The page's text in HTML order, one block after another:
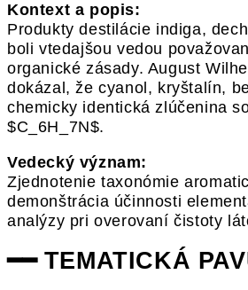
Kontext a popis:
Produkty destilácie indiga,
boli vtedajšou vedou
organické zásady. August
dokázal, že cyanol, kryštalín,
chemicky identická zlúčenina
$C_6H_7N$.
Vedecký význam:
Zjednotenie taxonómie
demonštrácia účinnosti
analýzy pri overovaní čistoty
━━ TEMATICKÁ